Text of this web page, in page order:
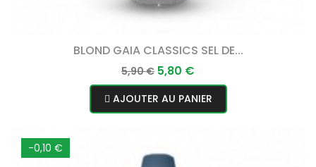
BLOND GAIA CLASSICS SEL DE...
Prix
normal
5,90 € Prix
5,80 €
AJOUTER AU PANIER
-0,10 €